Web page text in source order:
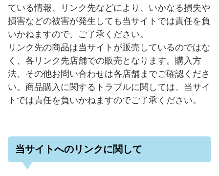
ている情報、リンク先などにより、いかなる損失や
損害などの被害が発生しても当サイトでは責任を負
いかねますので、ご了承ください。
リンク先の商品は当サイトが販売しているのではな
く、各リンク先店舗での販売となります。購入方
法、その他お問い合わせは各店舗までご確認くださ
い。商品購入に関するトラブルに関しては、当サイ
トでは責任を負いかねますのでご了承ください。
当サイトへのリンクに関して